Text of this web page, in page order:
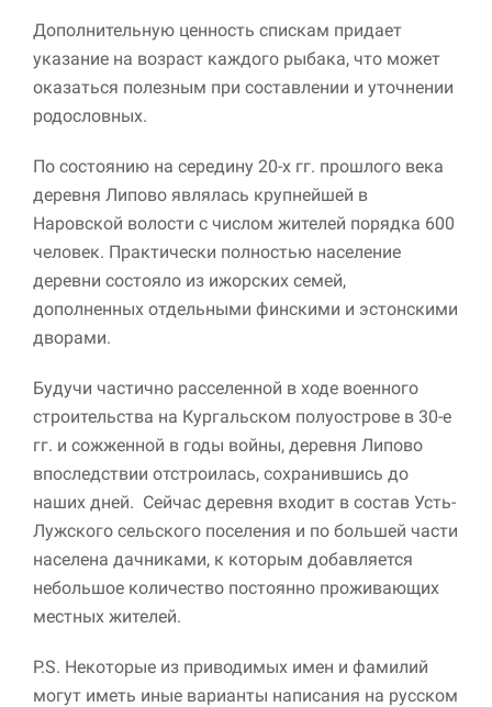
Дополнительную ценность спискам придает
указание на возраст каждого рыбака, что может
оказаться полезным при составлении и уточнении
родословных.
По состоянию на середину 20-х гг. прошлого века
деревня Липово являлась крупнейшей в
Наровской волости с числом жителей порядка 600
человек. Практически полностью население
деревни состояло из ижорских семей,
дополненных отдельными финскими и эстонскими
дворами.
Будучи частично расселенной в ходе военного
строительства на Кургальском полуострове в 30-е
гг. и сожженной в годы войны, деревня Липово
впоследствии отстроилась, сохранившись до
наших дней. Сейчас деревня входит в состав Усть-
Лужского сельского поселения и по большей части
населена дачниками, к которым добавляется
небольшое количество постоянно проживающих
местных жителей.
P.S. Некоторые из приводимых имен и фамилий
могут иметь иные варианты написания на русском
Пользовательский
опыт
Для обеспечения
время вашего
посещения, отказ от
файлов cookie
приведет к
исчезновению
некоторых функций
сайта.
Маркетинг
Делясь своими
интересами и
информацией о вашем
поведении во время
посещения нашего
сайта, вы повышаете
вероятность того, что
будете получать
контент и